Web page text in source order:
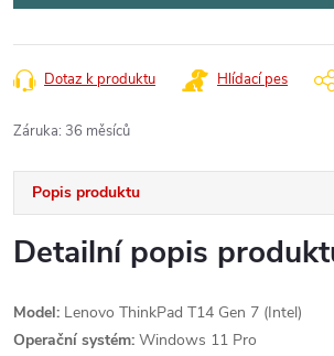
Dotaz k produktu Hlídací pes
Záruka: 36 měsíců
Popis produktu
Detailní popis
Model: Lenovo ThinkPad T14 Gen 7 (Intel)
Operační systém: Windows 11 Pro